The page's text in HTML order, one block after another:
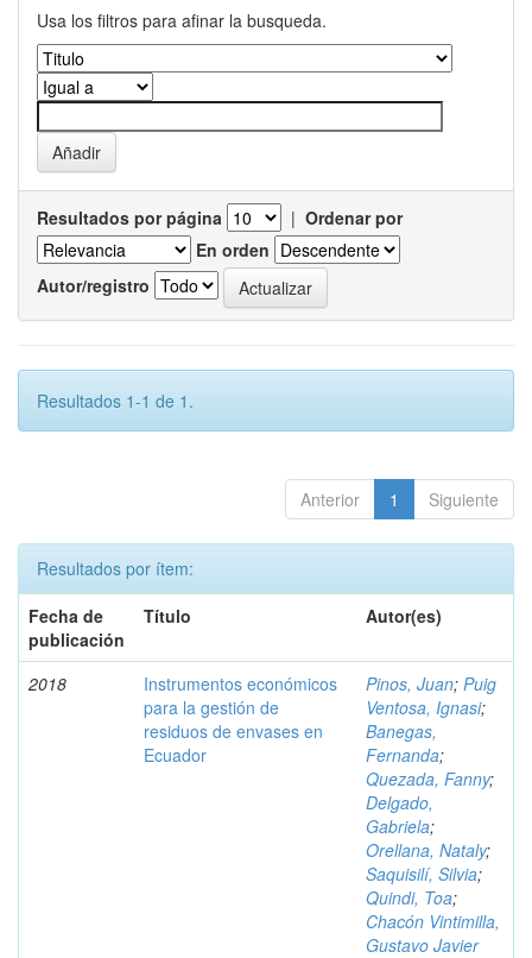
Usa los filtros para afinar la busqueda.
Resultados por página | Ordenar por
En orden
Autor/registro
Resultados 1-1 de 1.
Anterior 1 Siguiente
Resultados por ítem:
Fecha de
publicación
Título Autor(es)
2018
Instrumentos económicos
para la gestión de
residuos de envases en
Ecuador
Pinos, Juan; Puig
Ventosa, Ignasi;
Banegas,
Fernanda;
Quezada, Fanny;
Delgado,
Gabriela;
Orellana, Nataly;
Saquisilí, Silvia;
Quindi, Toa;
Chacón Vintimilla,
Gustavo Javier